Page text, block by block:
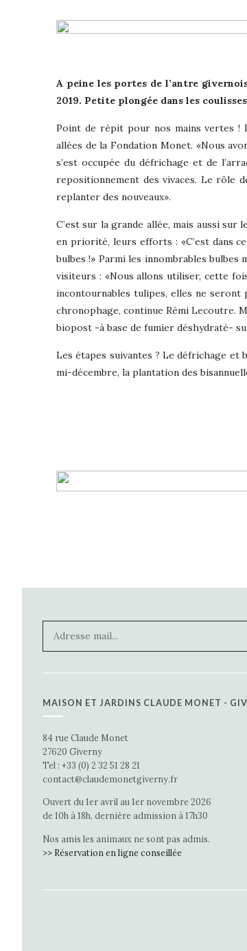
A peine les portes de l’antre
2019. Petite plongée dans les
Point de répit pour nos mains vertes !
allées de la Fondation Monet. «Nous
s’est occupée du défrichage et de
repositionnement des vivaces. Le rôle
replanter des nouveaux».
C’est sur la grande allée, mais aussi
en priorité, leurs efforts : «C’est dans
bulbes !» Parmi les innombrables
visiteurs : «Nous allons utiliser, cette
incontournables tulipes, elles ne seront
chronophage, continue Rémi Lecoutre.
biopost -à base de fumier déshydraté-
Les étapes suivantes ? Le défrichage et
mi-décembre, la plantation des
MAISON ET JARDINS CLAUDE MONET -
84 rue Claude Monet
27620 Giverny
Tel : +33 (0) 2 32 51 28 21
contact@claudemonetgiverny.fr
Ouvert du 1er avril au 1er novembre 2026
de 10h à 18h, dernière admission à 17h30
Nos amis les animaux ne sont pas admis.
>> Réservation en ligne conseillée